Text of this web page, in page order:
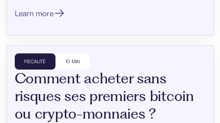
Learn more
FISCALITÉ 10 MIN
Comment acheter sans
risques ses premiers bitcoin
ou crypto-monnaies ?